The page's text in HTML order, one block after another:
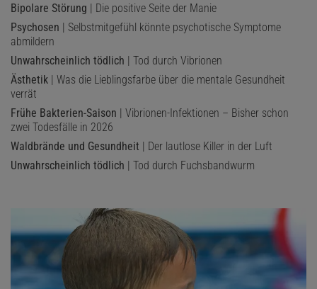
Bipolare Störung | Die positive Seite der Manie
Psychosen | Selbstmitgefühl könnte psychotische Symptome
abmildern
Unwahrscheinlich tödlich | Tod durch Vibrionen
Ästhetik | Was die Lieblingsfarbe über die mentale Gesundheit
verrät
Frühe Bakterien-Saison | Vibrionen-Infektionen – Bisher schon
zwei Todesfälle in 2026
Waldbrände und Gesundheit | Der lautlose Killer in der Luft
Unwahrscheinlich tödlich | Tod durch Fuchsbandwurm